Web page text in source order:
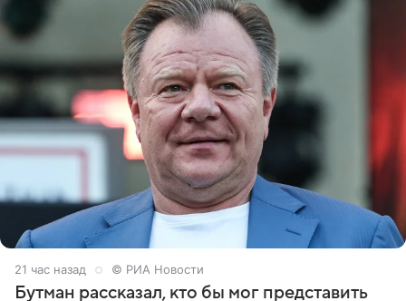
21 час назад © РИА Новости
Бутман рассказал, кто бы мог представить